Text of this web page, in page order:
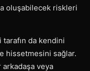
oluşabilecek riskleri
da kendini
hissetmesini sağlar.
arkadaşa veya